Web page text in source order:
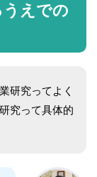
うえでの
研究ってよく
究って具体的